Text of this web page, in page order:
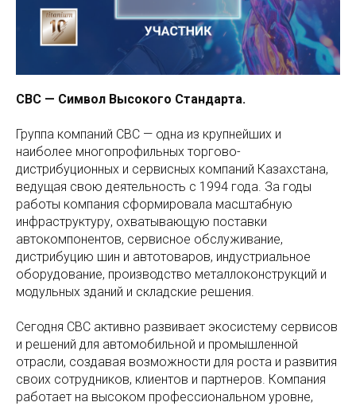
СВС — Символ Высокого Стандарта.
Группа компаний СВС — одна из крупнейших и
наиболее многопрофильных торгово-
дистрибуционных и сервисных компаний Казахстана,
ведущая свою деятельность с 1994 года. За годы
работы компания сформировала масштабную
инфраструктуру, охватывающую поставки
автокомпонентов, сервисное обслуживание,
дистрибуцию шин и автотоваров, индустриальное
оборудование, производство металлоконструкций и
модульных зданий и складские решения.
Сегодня СВС активно развивает экосистему сервисов
и решений для автомобильной и промышленной
отрасли, создавая возможности для роста и развития
своих сотрудников, клиентов и партнеров. Компания
работает на высоком профессиональном уровне,